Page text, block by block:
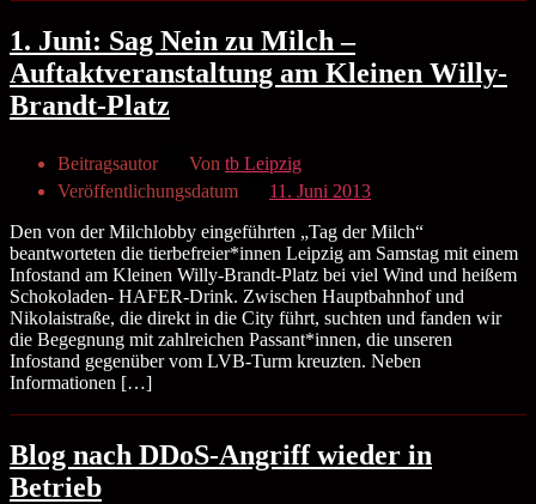
1. Juni: Sag Nein zu Milch –
Auftaktveranstaltung am Kleinen Willy-
Brandt-Platz
Beitragsautor Von tb Leipzig
Veröffentlichungsdatum
11. Juni 2013
Den von der Milchlobby eingeführten „Tag der Milch“
beantworteten die tierbefreier*innen Leipzig am Samstag mit einem
Infostand am Kleinen Willy-Brandt-Platz bei viel Wind und heißem
Schokoladen- HAFER-Drink. Zwischen Hauptbahnhof und
Nikolaistraße, die direkt in die City führt, suchten und fanden wir
die Begegnung mit zahlreichen Passant*innen, die unseren
Infostand gegenüber vom LVB-Turm kreuzten. Neben
Informationen […]
Blog nach DDoS-Angriff wieder in
Betrieb